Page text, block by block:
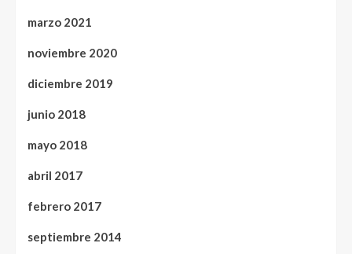
marzo 2021
noviembre 2020
diciembre 2019
junio 2018
mayo 2018
abril 2017
febrero 2017
septiembre 2014